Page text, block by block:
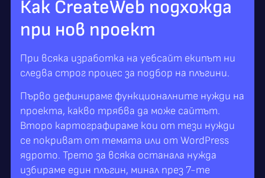
Как CreateWeb подхожда
при нов проект
При всяка изработка на уебсайт екипът ни
следва строг процес за подбор на плъгини.
Първо дефинираме функционалните нужди на
проекта, какво трябва да може сайтът.
Второ картографираме кои от тези нужди
се покриват от темата или от WordPress
ядрото. Трето за всяка останала нужда
избираме един плъгин, минал през 7-те